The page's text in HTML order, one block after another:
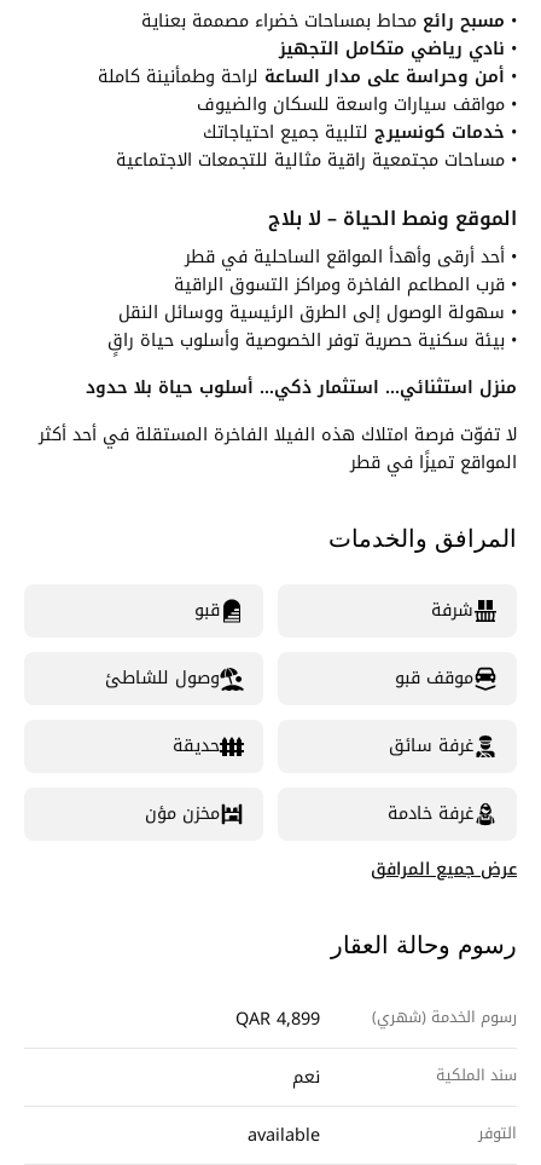
• مسبح رائع محاط بمساحات خضراء مصممة بعناية
• نادي رياضي متكامل التجهيز
• أمن وحراسة على مدار الساعة لراحة وطمأنينة كاملة
• مواقف سيارات واسعة للسكان والضيوف
• خدمات كونسيرج لتلبية جميع احتياجاتك
• مساحات مجتمعية راقية مثالية للتجمعات الاجتماعية
الموقع ونمط الحياة – لا بلاج
• أحد أرقى وأهدأ المواقع الساحلية في قطر
• قرب المطاعم الفاخرة ومراكز التسوق الراقية
• سهولة الوصول إلى الطرق الرئيسية ووسائل النقل
• بيئة سكنية حصرية توفر الخصوصية وأسلوب حياة راقٍ
منزل استثنائي… استثمار ذكي… أسلوب حياة بلا حدود
لا تفوّت فرصة امتلاك هذه الفيلا الفاخرة المستقلة في أحد أكثر
المواقع تميزًا في قطر
المرافق والخدمات
شرفة قبو
موقف قبو وصول للشاطئ
غرفة سائق حديقة
غرفة خادمة
مخزن مؤن
عرض جميع المرافق
رسوم وحالة العقار
رسوم الخدمة (شهري) QAR 4,899
سند الملكية نعم
التوفر available